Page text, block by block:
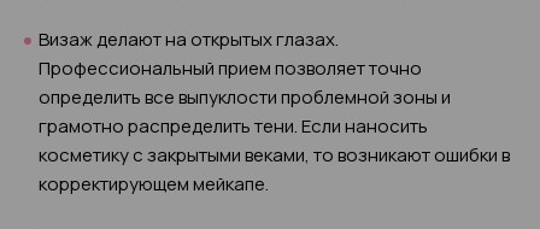
Визаж делают на открытых глазах.
Профессиональный прием позволяет точно
определить все выпуклости проблемной зоны и
грамотно распределить тени. Если наносить
косметику с закрытыми веками, то возникают ошибки в
корректирующем мейкапе.